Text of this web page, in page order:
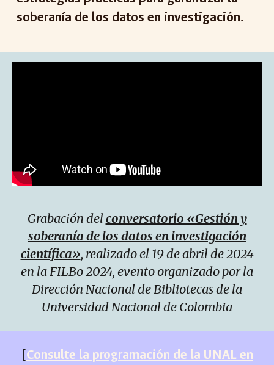
soberanía de los datos en investigación.
Grabación del conversatorio «Gestión y
soberanía de los datos en investigación
científica», realizado el 19 de abril de 2024
en la FILBo 2024, evento organizado por la
Dirección Nacional de Bibliotecas de la
Universidad Nacional de Colombia
[Consulte la programación de la UNAL en